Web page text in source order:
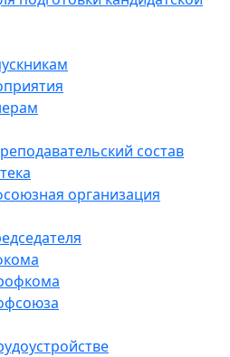
состав
организация